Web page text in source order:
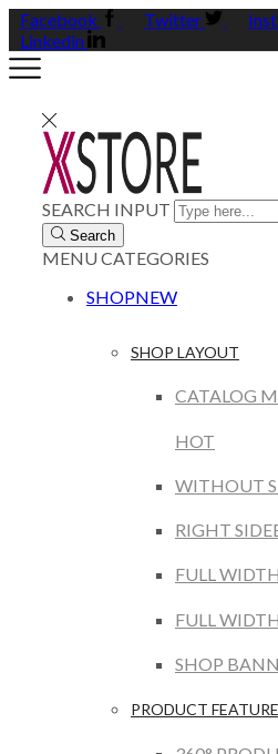
Facebook Twitter
Linkedin
SEARCH INPUT
Search
MENUCATEGORIES
SHOPNEW
SHOP LAYOUT
CATALOG
HOT
WITHOUT
RIGHT
FULL
FULL
SHOP
PRODUCT